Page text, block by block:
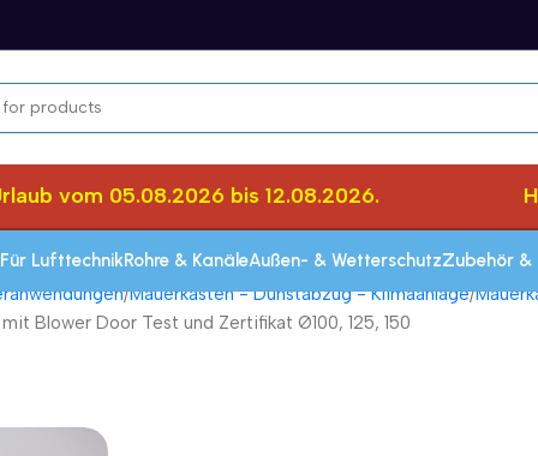
vom 05.08.2026 bis 12.08.2026.
LufttechnikRohre & KanäleAußen- & WetterschutzZubehör &
Mauerkasten - Dunstabzug - Klimaanlage
Blower Door Test und Zertifikat Ø100, 125, 150